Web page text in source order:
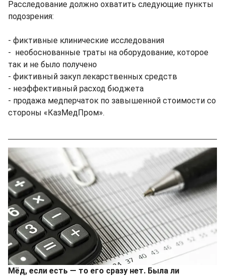
Расследование должно охватить следующие пункты
подозрения:
- фиктивные клинические исследования
- необоснованные траты на оборудование, которое
так и не было получено
- фиктивный закуп лекарственных средств
- неэффективный расход бюджета
- продажа медперчаток по завышенной стоимости со
стороны «КазМедПром».
Мёд, если есть — то его сразу нет. Была ли